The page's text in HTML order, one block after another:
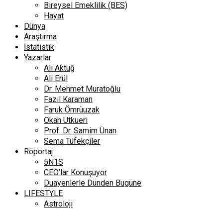
Bireysel Emeklilik (BES)
Hayat
Dünya
Araştırma
İstatistik
Yazarlar
Ali Aktuğ
Ali Erül
Dr. Mehmet Muratoğlu
Fazıl Karaman
Faruk Ömrüuzak
Okan Utkueri
Prof. Dr. Samim Ünan
Sema Tüfekçiler
Röportaj
5N1S
CEO’lar Konuşuyor
Duayenlerle Dünden Bugüne
LIFESTYLE
Astroloji